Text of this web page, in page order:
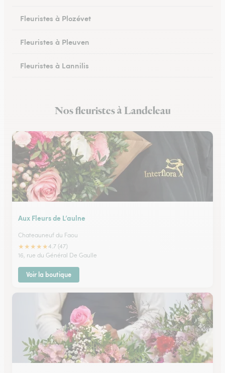
Fleuristes à Plozévet
Fleuristes à Pleuven
Fleuristes à Lannilis
Fleuristes à Daoulas
Nos fleuristes à Landeleau
Aux Fleurs de L’aulne
Chateauneuf du Faou
★★★★★4.7 (47)
16, rue du Général De Gaulle
Voir la boutique